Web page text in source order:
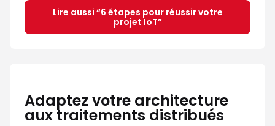
Lire aussi “6 étapes pour réussir votre
projet IoT”
Adaptez votre architecture
aux traitements distribués